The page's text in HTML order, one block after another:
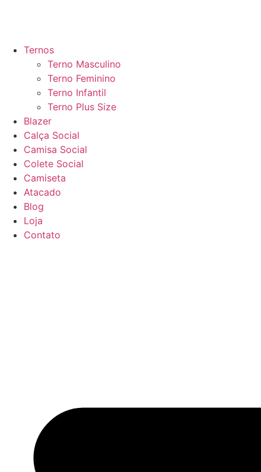
Ternos
Terno Masculino
Terno Feminino
Terno Infantil
Terno Plus Size
Blazer
Calça Social
Camisa Social
Colete Social
Camiseta
Atacado
Blog
Loja
Contato